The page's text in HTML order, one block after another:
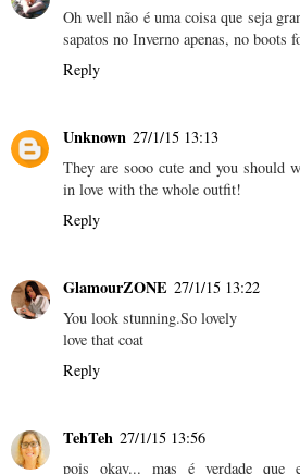
Oh well não é uma coisa que seja
sapatos no Inverno apenas, no boots
Reply
Unknown 27/1/15 13:13
They are sooo cute and you should
in love with the whole outfit!
Reply
GlamourZONE 27/1/15 13:22
You look stunning.So lovely
love that coat
Reply
TehTeh 27/1/15 13:56
pois okay... mas é verdade que